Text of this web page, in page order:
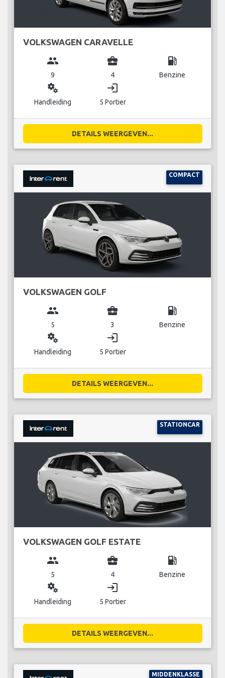
VOLKSWAGEN CARAVELLE
group
9
business_center
4
local_gas_station
Benzine
miscellaneous_services
Handleiding
login
5 Portier
DETAILS WEERGEVEN...
COMPACT
VOLKSWAGEN GOLF
group
5
business_center
3
local_gas_station
Benzine
miscellaneous_services
Handleiding
login
5 Portier
DETAILS WEERGEVEN...
STATIONCAR
VOLKSWAGEN GOLF ESTATE
group
5
business_center
4
local_gas_station
Benzine
miscellaneous_services
Handleiding
login
5 Portier
DETAILS WEERGEVEN...
MIDDENKLASSE